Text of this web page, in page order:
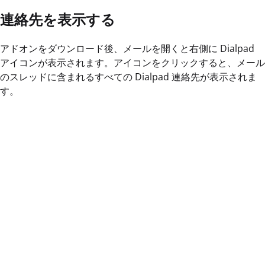
連絡先を表示する
アドオンをダウンロード後、メールを開くと右側に Dialpad
アイコンが表示されます。アイコンをクリックすると、メール
のスレッドに含まれるすべての Dialpad 連絡先が表示されま
す。